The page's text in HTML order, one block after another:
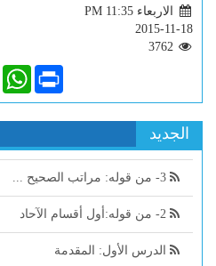
الاربعاء PM 11:35
2015-11-18
Print
الجديد
الدرس الأول: المقدمة